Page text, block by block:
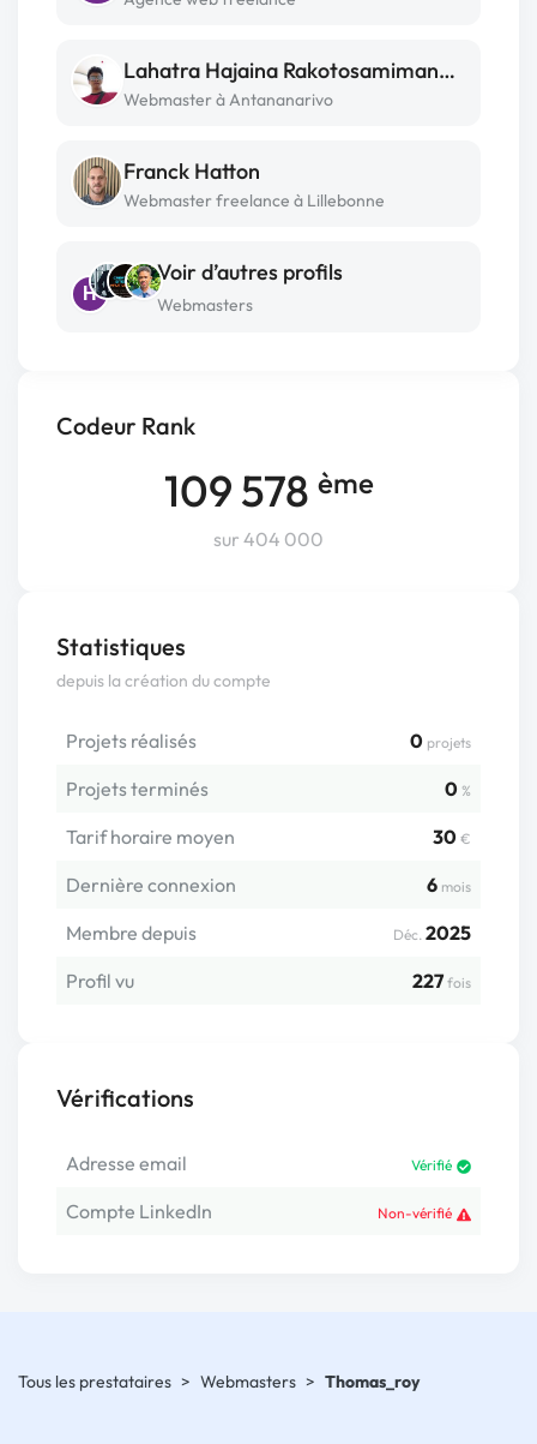
Codeur Rank
109 578 ème
sur 404 000
Statistiques
depuis la création du compte
Projets réalisés 0 projets
Projets terminés 0 %
Tarif horaire moyen 30 €
Dernière connexion 6 mois
Membre depuis Déc. 2025
Profil vu
227 fois
Vérifications
Adresse email Vérifié
Compte LinkedIn Non-vérifié
Lahatra Hajaina Rakotosamimanana
Webmaster à Antananarivo
Franck Hatton
Webmaster freelance à Lillebonne
H
Voir d’autres profils
Webmasters
Tous les prestataires > Webmasters > Thomas_roy